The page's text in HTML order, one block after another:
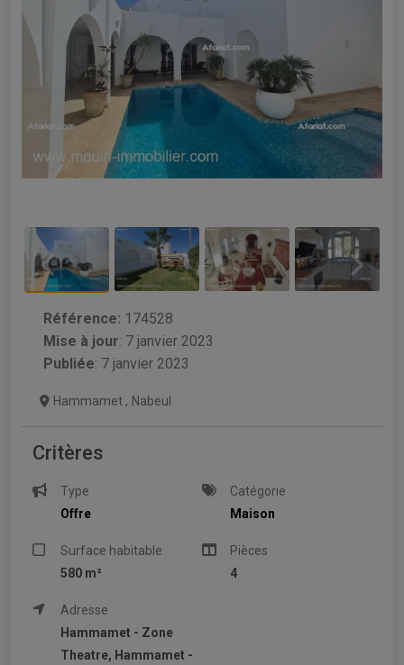
Référence: 174528
Mise à jour: 7 janvier 2023
Publiée: 7 janvier 2023
Hammamet , Nabeul
Critères
Type
Offre
Catégorie
Maison
Surface habitable
580 m²
Pièces
4
Adresse
Hammamet - Zone
Theatre, Hammamet -